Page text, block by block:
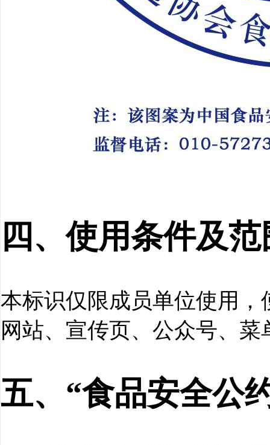
四、使用条件及范
本标识仅限成员单位使用
网站、宣传页、公众号、
五、“食品安全公